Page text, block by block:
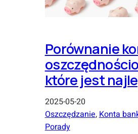
Porównanie
które jest
2025-05-20
Oszczędzanie, Konta
Porady